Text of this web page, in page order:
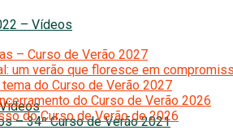
– Vídeos
– 34º Curso de Verão 2021
– Curso de Verão 2027
um verão que floresce em
do Curso de Verão 2027
do Curso de Verão 2026
do Curso de Verão de 2026